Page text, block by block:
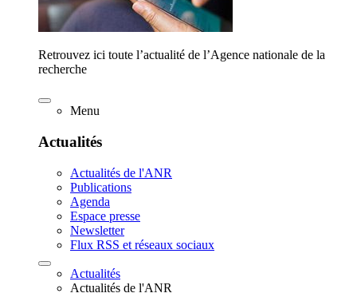
Retrouvez ici toute l’actualité de l’Agence nationale de la
recherche
Menu
Actualités
Actualités de l'ANR
Publications
Agenda
Espace presse
Newsletter
Flux RSS et réseaux sociaux
Actualités
Actualités de l'ANR